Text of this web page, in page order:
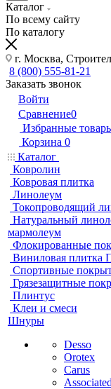
Каталог
По всему сайту
По каталогу
г. Москва,
8 (800) 555-81-21
Заказать звонок
Войти
Сравнение0
Избранные
Корзина 0
Каталог
Ковролин
Ковровая плитка
Линолеум
Токопроводящий
Натуральный
мармолеум
Флокированные
Виниловая плитка
Спортивные
Грязезащитные
Плинтус
Клеи и смеси
Шнуры
Desso
Orotex
Carus